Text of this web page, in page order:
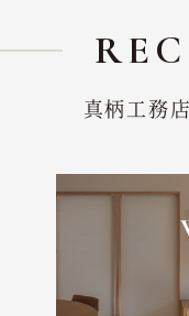
真柄工務